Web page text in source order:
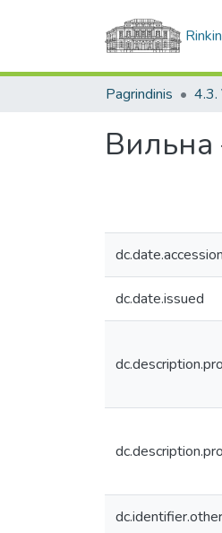
Pagrindinis
dc.date.issued
dc.identifier.other